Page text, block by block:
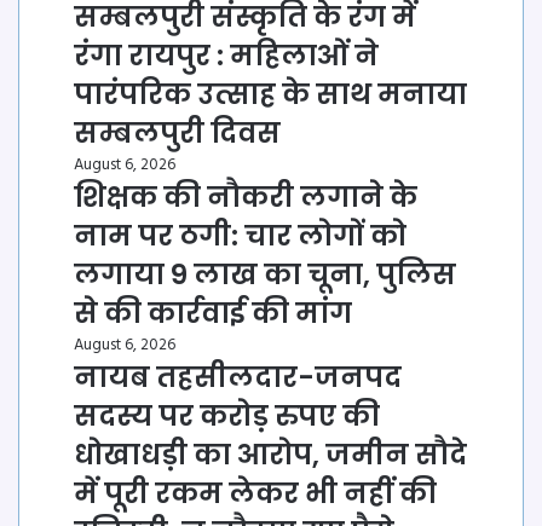
सम्बलपुरी संस्कृति के रंग में
रंगा रायपुर : महिलाओं ने
पारंपरिक उत्साह के साथ मनाया
सम्बलपुरी दिवस
August 6, 2026
शिक्षक की नौकरी लगाने के
नाम पर ठगी: चार लोगों को
लगाया 9 लाख का चूना, पुलिस
से की कार्रवाई की मांग
August 6, 2026
नायब तहसीलदार-जनपद
सदस्य पर करोड़ रुपए की
धोखाधड़ी का आरोप, जमीन सौदे
में पूरी रकम लेकर भी नहीं की